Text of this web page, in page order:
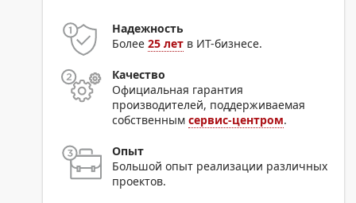
Надежность
Более25 лет в ИТ-бизнесе.
Качество
Официальная гарантия
производителей, поддерживаемая
собственнымсервис-центром.
Опыт
Большой опыт реализации различных
проектов.